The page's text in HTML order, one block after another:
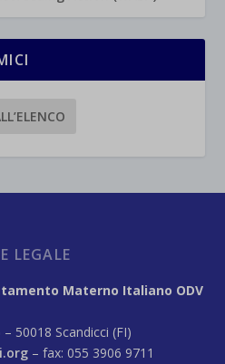
LEGALE
Materno Italiano ODV
50018 Scandicci (FI)
– fax: 055 3906 9711